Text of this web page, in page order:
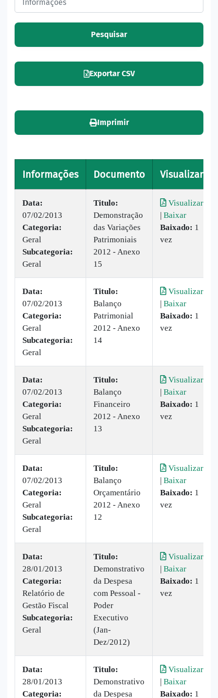
Pesquisar
Exportar CSV
Imprimir
Informações Documento Visualizar
Data:
07/02/2013
Categoria:
Geral
Subcategoria:
Geral
Titulo:
Demonstração
das Variações
Patrimoniais
2012 - Anexo
15
Visualizar
| Baixar
Baixado: 1
vez
Data:
07/02/2013
Categoria:
Geral
Subcategoria:
Geral
Titulo:
Balanço
Patrimonial
2012 - Anexo
14
Visualizar
| Baixar
Baixado: 1
vez
Data:
07/02/2013
Categoria:
Geral
Subcategoria:
Geral
Titulo:
Balanço
Financeiro
2012 - Anexo
13
Visualizar
| Baixar
Baixado: 1
vez
Data:
07/02/2013
Categoria:
Geral
Subcategoria:
Geral
Titulo:
Balanço
Orçamentário
2012 - Anexo
12
Visualizar
| Baixar
Baixado: 1
vez
Data:
28/01/2013
Categoria:
Relatório de
Gestão Fiscal
Subcategoria:
Geral
Titulo:
Demonstrativo
da Despesa
com Pessoal -
Poder
Executivo
(Jan-
Dez/2012)
Visualizar
| Baixar
Baixado: 1
vez
Data:
28/01/2013
Categoria:
Titulo:
Demonstrativo
da Despesa
Visualizar
| Baixar
Baixado: 1